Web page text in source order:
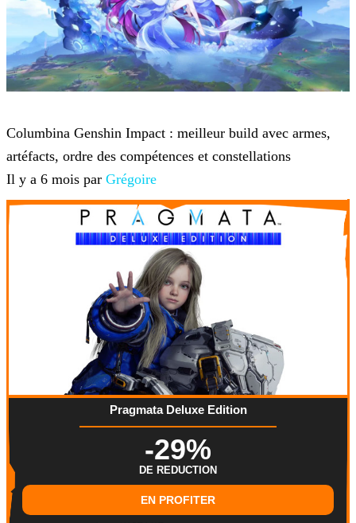
Columbina Genshin Impact : meilleur build avec armes,
artéfacts, ordre des compétences et constellations
Il y a 6 mois par Grégoire
Pragmata Deluxe Edition
-29%
DE REDUCTION
EN PROFITER